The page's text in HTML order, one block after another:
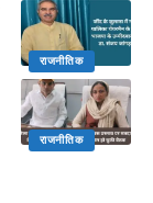
राजनीतिक
राजनीतिक